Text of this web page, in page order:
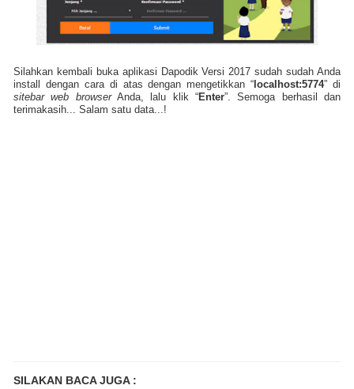
Silahkan kembali buka aplikasi Dapodik Versi 2017 sudah sudah Anda
install dengan cara di atas dengan mengetikkan “ localhost:5774” di
sitebar web browserAnda, lalu klik “Enter”. Semoga berhasil dan
terimakasih... Salam satu data...!
SILAKAN BACA JUGA :